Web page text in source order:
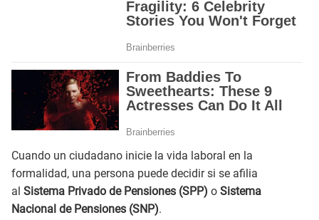
Cuando un ciudadano inicie la vida laboral en la
formalidad, una persona puede decidir si se afilia
al Sistema Privado de Pensiones (SPP) o Sistema
Nacional de Pensiones (SNP).